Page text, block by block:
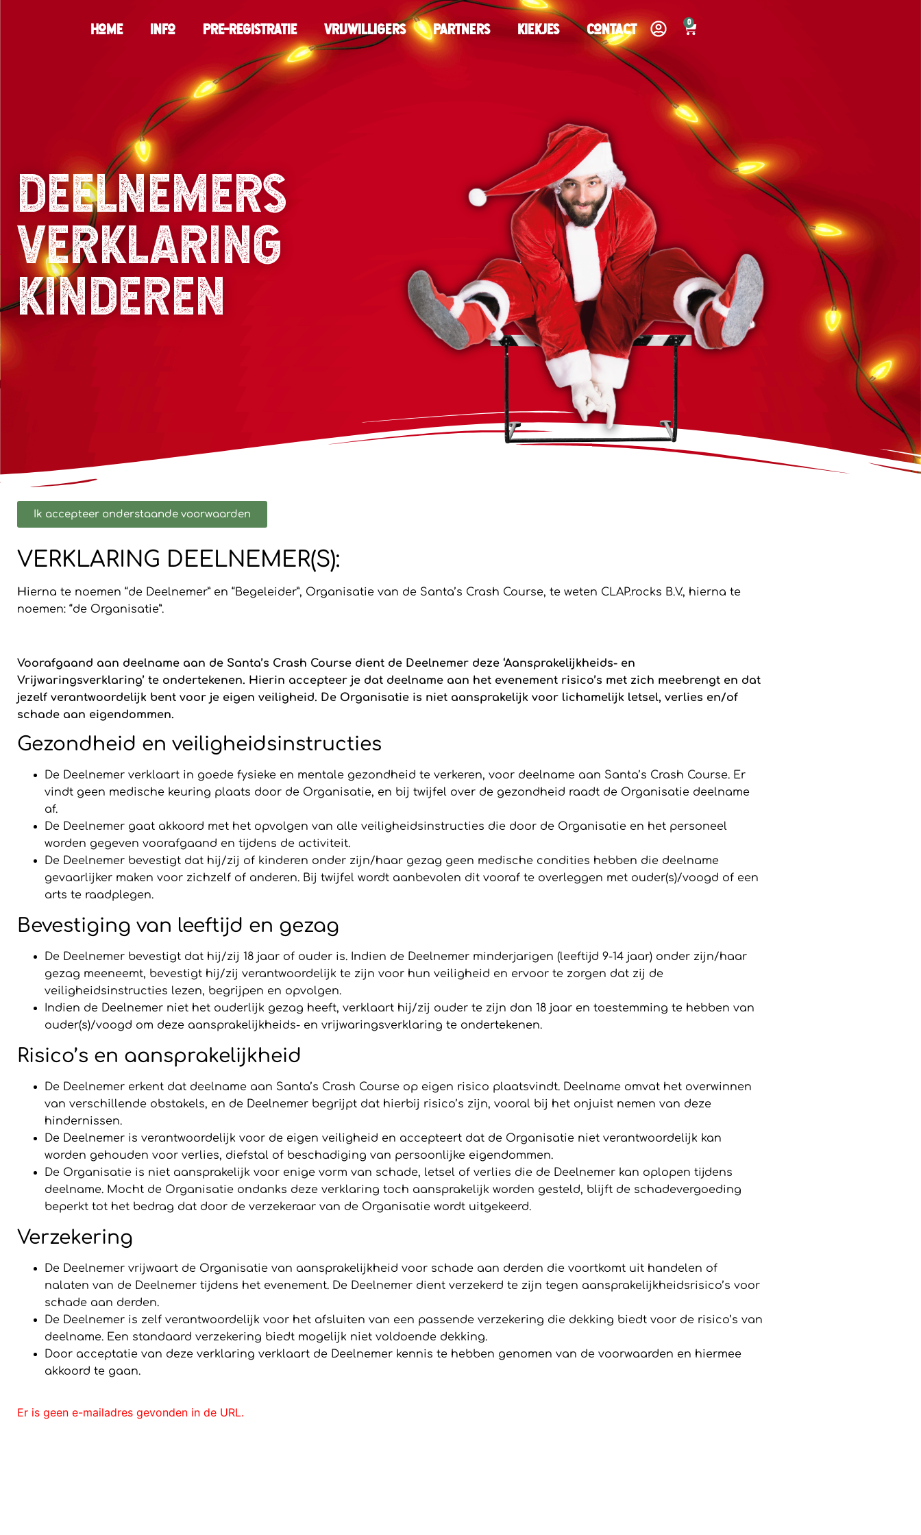
Home Info Pre-registratie Vrijwilligers Partners Kiekjes Contact 0
Deelnemers
verklaring
Kinderen
Ik accepteer onderstaande voorwaarden
VERKLARING DEELNEMER(S):
Hierna te noemen “de Deelnemer” en “Begeleider”, Organisatie van de Santa’s Crash Course, te weten CLAP.rocks B.V., hierna te
noemen: “de Organisatie”.
Voorafgaand aan deelname aan de Santa’s Crash Course dient de Deelnemer deze ‘Aansprakelijkheids- en
Vrijwaringsverklaring’ te ondertekenen. Hierin accepteer je dat deelname aan het evenement risico’s met zich meebrengt en dat
jezelf verantwoordelijk bent voor je eigen veiligheid. De Organisatie is niet aansprakelijk voor lichamelijk letsel, verlies en/of
schade aan eigendommen.
Gezondheid en veiligheidsinstructies
De Deelnemer verklaart in goede fysieke en mentale gezondheid te verkeren, voor deelname aan Santa’s Crash Course. Er
vindt geen medische keuring plaats door de Organisatie, en bij twijfel over de gezondheid raadt de Organisatie deelname
af.
De Deelnemer gaat akkoord met het opvolgen van alle veiligheidsinstructies die door de Organisatie en het personeel
worden gegeven voorafgaand en tijdens de activiteit.
De Deelnemer bevestigt dat hij/zij of kinderen onder zijn/haar gezag geen medische condities hebben die deelname
gevaarlijker maken voor zichzelf of anderen. Bij twijfel wordt aanbevolen dit vooraf te overleggen met ouder(s)/voogd of een
arts te raadplegen.
Bevestiging van leeftijd en gezag
De Deelnemer bevestigt dat hij/zij 18 jaar of ouder is. Indien de Deelnemer minderjarigen (leeftijd 9-14 jaar) onder zijn/haar
gezag meeneemt, bevestigt hij/zij verantwoordelijk te zijn voor hun veiligheid en ervoor te zorgen dat zij de
veiligheidsinstructies lezen, begrijpen en opvolgen.
Indien de Deelnemer niet het ouderlijk gezag heeft, verklaart hij/zij ouder te zijn dan 18 jaar en toestemming te hebben van
ouder(s)/voogd om deze aansprakelijkheids- en vrijwaringsverklaring te ondertekenen.
Risico’s en aansprakelijkheid
De Deelnemer erkent dat deelname aan Santa’s Crash Course op eigen risico plaatsvindt. Deelname omvat het overwinnen
van verschillende obstakels, en de Deelnemer begrijpt dat hierbij risico’s zijn, vooral bij het onjuist nemen van deze
hindernissen.
De Deelnemer is verantwoordelijk voor de eigen veiligheid en accepteert dat de Organisatie niet verantwoordelijk kan
worden gehouden voor verlies, diefstal of beschadiging van persoonlijke eigendommen.
De Organisatie is niet aansprakelijk voor enige vorm van schade, letsel of verlies die de Deelnemer kan oplopen tijdens
deelname. Mocht de Organisatie ondanks deze verklaring toch aansprakelijk worden gesteld, blijft de schadevergoeding
beperkt tot het bedrag dat door de verzekeraar van de Organisatie wordt uitgekeerd.
Verzekering
De Deelnemer vrijwaart de Organisatie van aansprakelijkheid voor schade aan derden die voortkomt uit handelen of
nalaten van de Deelnemer tijdens het evenement. De Deelnemer dient verzekerd te zijn tegen aansprakelijkheidsrisico’s voor
schade aan derden.
De Deelnemer is zelf verantwoordelijk voor het afsluiten van een passende verzekering die dekking biedt voor de risico’s van
deelname. Een standaard verzekering biedt mogelijk niet voldoende dekking.
Door acceptatie van deze verklaring verklaart de Deelnemer kennis te hebben genomen van de voorwaarden en hiermee
akkoord te gaan.
Er is geen e-mailadres gevonden in de URL.